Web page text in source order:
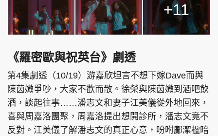
+11
《羅密歐與祝英台》劇透
第4集劇透（10/19）游嘉欣坦言不想下嫁Dave而與
陳茵媺爭吵，大家不歡而散。徐榮與陳茵媺到酒吧飲
酒，談起往事……潘志文和妻子江美儀從外地回來，
喜與周嘉洛團聚，周嘉洛提出想開診所，潘志文竟不
反對。江美儀了解潘志文的真正心意，吩咐鄺潔楹暗